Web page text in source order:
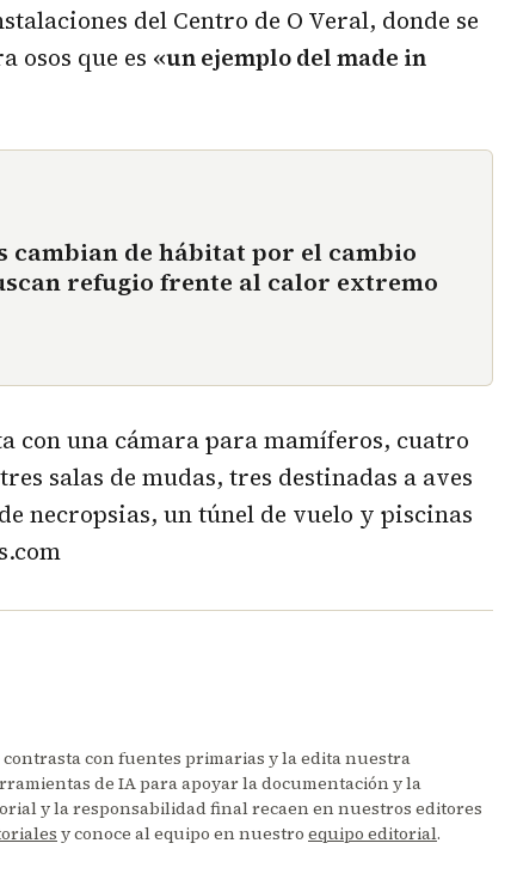
del Centro de O Veral, donde se
osos que es «un ejemplo del made in
cambian de hábitat por el cambio
refugio frente al calor extremo
con una cámara para mamíferos, cuatro
salas de mudas, tres destinadas a aves
necropsias, un túnel de vuelo y piscinas
contrasta con fuentes primarias y la edita nuestra
de IA para apoyar la documentación y la
y la responsabilidad final recaen en nuestros editores
y conoce al equipo en nuestro equipo editorial.